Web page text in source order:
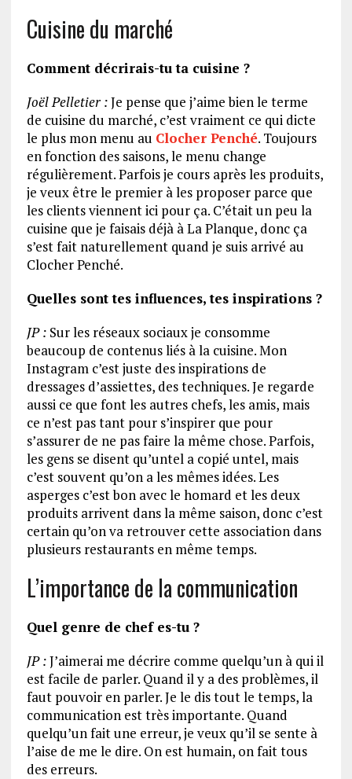
Cuisine du marché
Comment décrirais-tu ta cuisine ?
Joël Pelletier :Je pense que j’aime bien le terme
de cuisine du marché, c’est vraiment ce qui dicte
le plus mon menu au Clocher Penché. Toujours
en fonction des saisons, le menu change
régulièrement. Parfois je cours après les produits,
je veux être le premier à les proposer parce que
les clients viennent ici pour ça. C’était un peu la
cuisine que je faisais déjà à La Planque, donc ça
s’est fait naturellement quand je suis arrivé au
Clocher Penché.
Quelles sont tes influences, tes inspirations ?
JP :Sur les réseaux sociaux je consomme
beaucoup de contenus liés à la cuisine. Mon
Instagram c’est juste des inspirations de
dressages d’assiettes, des techniques. Je regarde
aussi ce que font les autres chefs, les amis, mais
ce n’est pas tant pour s’inspirer que pour
s’assurer de ne pas faire la même chose. Parfois,
les gens se disent qu’untel a copié untel, mais
c’est souvent qu’on a les mêmes idées. Les
asperges c’est bon avec le homard et les deux
produits arrivent dans la même saison, donc c’est
certain qu’on va retrouver cette association dans
plusieurs restaurants en même temps.
L’importance de la communication
Quel genre de chef es-tu ?
JP :J’aimerai me décrire comme quelqu’un à qui il
est facile de parler. Quand il y a des problèmes, il
faut pouvoir en parler. Je le dis tout le temps, la
communication est très importante. Quand
quelqu’un fait une erreur, je veux qu’il se sente à
l’aise de me le dire. On est humain, on fait tous
des erreurs.